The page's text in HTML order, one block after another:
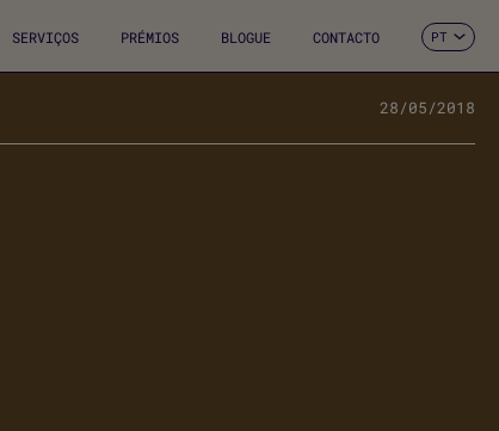
SERVIÇOS PRÉMIOS BLOGUE CONTACTO
EN
DE
PT
28/05/2018